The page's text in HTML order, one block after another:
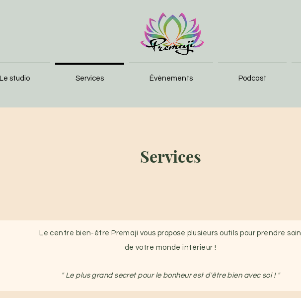
Le studio Services Évènements Podcast
Le centre bien-être Premaji vous propose plusieurs outils pour prendre soin
de votre monde intérieur !
" Le plus grand secret pour le bonheur est d'être bien avec soi ! "
Services